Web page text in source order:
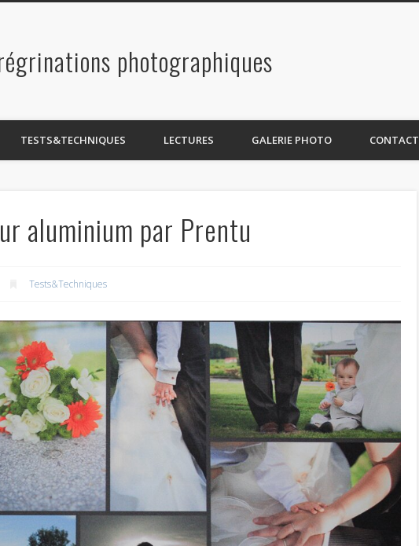
photographiques
TESTS&TECHNIQUES LECTURES GALERIE PHOTO CONTACT
aluminium par Prentu
Tests&Techniques